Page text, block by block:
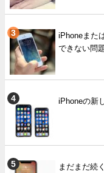
iPhoneまた
できない問
iPhoneの新
まだまだ続